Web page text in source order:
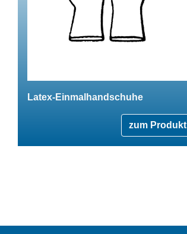
Latex-Einmalhandschuhe
zum Produkt